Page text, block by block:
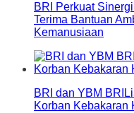
BRI Perkuat
Terima Bantuan
Kemanusiaan
BRI dan YBM
Korban Kebakaran